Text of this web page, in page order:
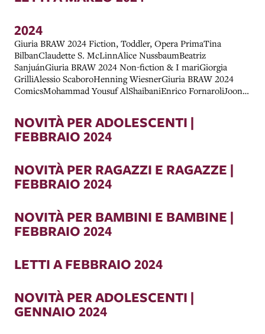
2024
Giuria BRAW 2024 Fiction, Toddler, Opera PrimaTina
BilbanClaudette S. McLinnAlice NussbaumBeatriz
SanjuánGiuria BRAW 2024 Non-fiction & I mariGiorgia
GrilliAlessio ScaboroHenning WiesnerGiuria BRAW 2024
ComicsMohammad Yousuf AlShaibaniEnrico FornaroliJoonas
NOVITÀ PER ADOLESCENTI |
FEBBRAIO 2024
NOVITÀ PER RAGAZZI E RAGAZZE |
FEBBRAIO 2024
NOVITÀ PER BAMBINI E BAMBINE |
FEBBRAIO 2024
LETTI A FEBBRAIO 2024
NOVITÀ PER ADOLESCENTI |
GENNAIO 2024